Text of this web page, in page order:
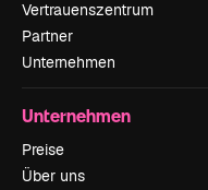
Vertrauenszentrum
Partner
Unternehmen
Unternehmen
Preise
Über uns